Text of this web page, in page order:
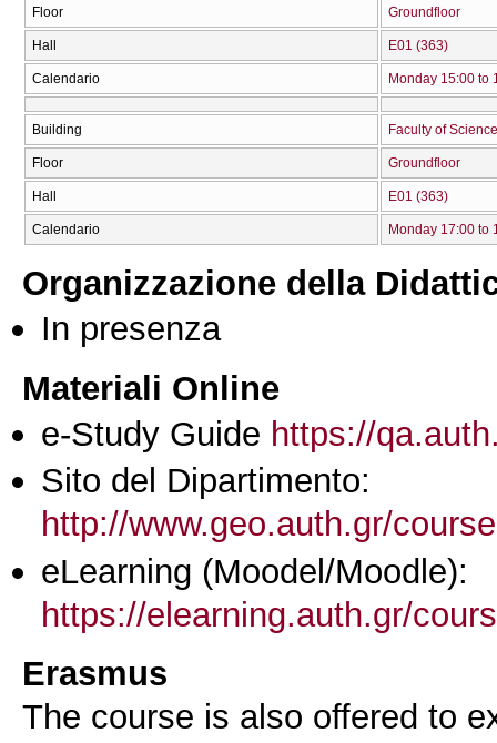
Floor Groundfloor
Hall Ε01 (363)
Calendario Monday 15:00 to
Building Faculty of
Floor Groundfloor
Hall Ε01 (363)
Calendario Monday 17:00 to
Organizzazione della
In presenza
Materiali Online
e-Study Guide https://
Sito del Dipartimento:
http://www.geo.auth.gr/
eLearning (Moodel/Moodle):
https://elearning.auth.gr/
Erasmus
The course is also offered to